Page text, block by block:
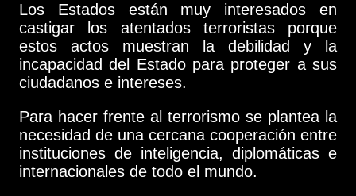
Los Estados están muy interesados en
castigar los atentados terroristas porque
estos actos muestran la debilidad y la
incapacidad del Estado para proteger a sus
ciudadanos e intereses.
Para hacer frente al terrorismo se plantea la
necesidad de una cercana cooperación entre
instituciones de inteligencia, diplomáticas e
internacionales de todo el mundo.